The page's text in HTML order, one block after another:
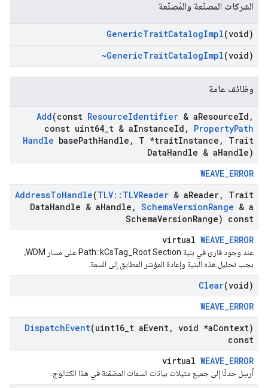
الشركات المصنّعة والمُصنّعة
GenericTraitCatalogImpl(void)
~GenericTraitCatalogImpl(void)
وظائف عامة
Add(const ResourceIdentifier & aResourceId ,
const uint64 t & aInstanceId , PropertyPath
Handle basePathHandle , T *traitInstance ,
Trait
DataHandle & aHandle)
WEAVE_ERROR
AddressToHandle(TLV:: TLVReader & aReader,
Trait
DataHandle & aHandle , SchemaVersionRange & a
SchemaVersionRange) const
virtual WEAVE_ERROR
عند وجود قارئ في بنية Path::kCsTag_Root Section على مسار WDM،
يجب تحليل هذه البنية وإعادة المؤشر المطابق إلى السمة.
Clear(void)
WEAVE_ERROR
DispatchEvent(uint16 t aEvent, void *aContext)
const
virtual WEAVE_ERROR
أرسِل حدثًا إلى جميع مثيلات بيانات السمات المضمّنة في هذا الكتالوج.